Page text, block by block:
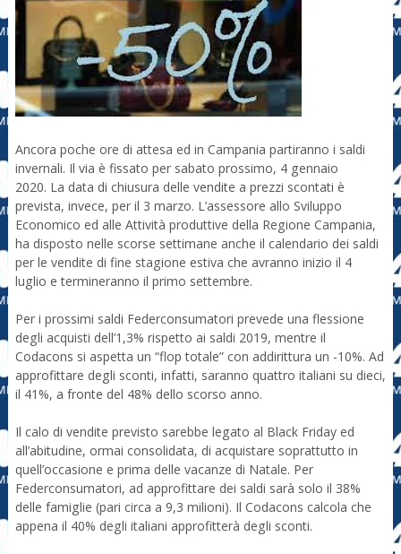
Ancora poche ore di attesa ed in Campania partiranno i saldi
invernali. Il via è fissato per sabato prossimo, 4 gennaio
2020. La data di chiusura delle vendite a prezzi scontati è
prevista, invece, per il 3 marzo. L’assessore allo Sviluppo
Economico ed alle Attività produttive della Regione Campania,
ha disposto nelle scorse settimane anche il calendario dei saldi
per le vendite di fine stagione estiva che avranno inizio il 4
luglio e termineranno il primo settembre.
Per i prossimi saldi Federconsumatori prevede una flessione
degli acquisti dell’1,3% rispetto ai saldi 2019, mentre il
Codacons si aspetta un “flop totale” con addirittura un -10%. Ad
approfittare degli sconti, infatti, saranno quattro italiani su dieci,
il 41%, a fronte del 48% dello scorso anno.
Il calo di vendite previsto sarebbe legato al Black Friday ed
all’abitudine, ormai consolidata, di acquistare soprattutto in
quell’occasione e prima delle vacanze di Natale. Per
Federconsumatori, ad approfittare dei saldi sarà solo il 38%
delle famiglie (pari circa a 9,3 milioni). Il Codacons calcola che
appena il 40% degli italiani approfitterà degli sconti.